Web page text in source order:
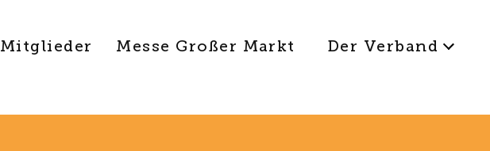
Mitglieder Messe Großer Markt Der Verband